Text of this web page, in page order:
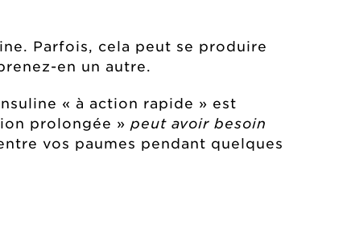
Parfois, cela peut se produire
en un autre.
« à action rapide » est
prolongée » peut avoir besoin
vos paumes pendant quelques